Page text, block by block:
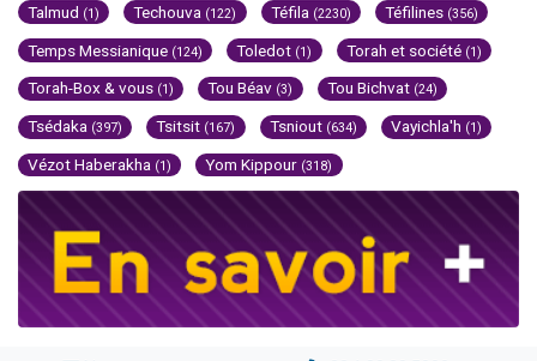
Talmud (1) Techouva (122) Téfila (2230) Téfilines (356)
Temps Messianique (124) Toledot (1) Torah et société (1)
Torah-Box & vous (1) Tou Béav (3) Tou Bichvat (24)
Tsédaka (397) Tsitsit (167) Tsniout (634) Vayichla'h (1)
Vézot Haberakha (1) Yom Kippour (318)